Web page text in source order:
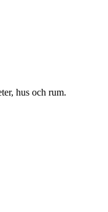
hus och rum.